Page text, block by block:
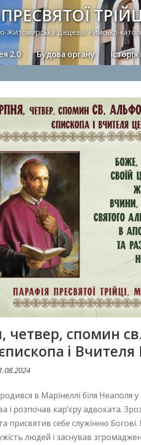
Житомирська Дієцезія. Римсько-
2.0 Будова органу
четвер, спомин
єпископа і
В
д
A
n
в Марінеллі біля Неаполя у
і розпочав кар’єру адвоката.
присвятив себе служінню
людей і заснував